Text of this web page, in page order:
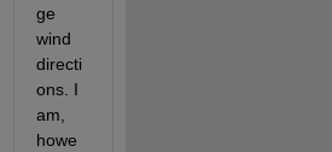
ge
wind
directi
ons. I
am,
howe